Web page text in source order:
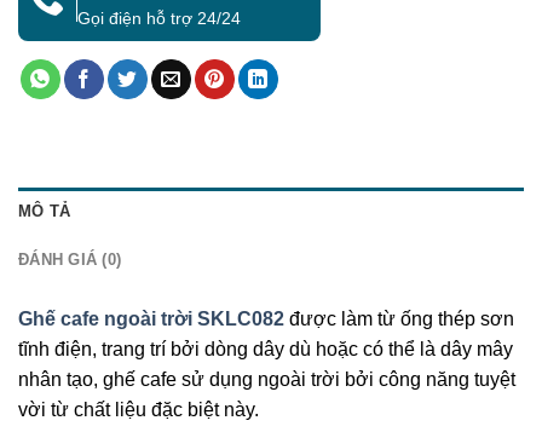
Gọi điện hỗ trợ 24/24
MÔ TẢ
ĐÁNH GIÁ (0)
Ghế cafe ngoài trời SKLC082 được làm từ ống thép sơn
tĩnh điện, trang trí bởi dòng dây dù hoặc có thể là dây mây
nhân tạo, ghế cafe sử dụng ngoài trời bởi công năng tuyệt
vời từ chất liệu đặc biệt này.